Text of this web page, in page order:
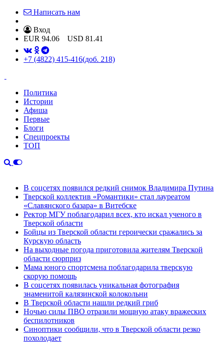
Написать нам
Вход
EUR 94.06 USD 81.41
+7 (4822) 415-416(доб. 218)
Политика
Истории
Афиша
Первые
Блоги
Спецпроекты
ТОП
В соцсетях появился редкий снимок Владимира Путина
Тверской коллектив «Романтики» стал лауреатом
«Славянского базара» в Витебске
Ректор МГУ поблагодарил всех, кто искал ученого в
Тверской области
Бойцы из Тверской области героически сражались за
Курскую область
На выходные погода приготовила жителям Тверской
области сюрприз
Мама юного спортсмена поблагодарила тверскую
скорую помощь
В соцсетях появилась уникальная фотография
знаменитой калязинской колокольни
В Тверской области нашли редкий гриб
Ночью силы ПВО отразили мощную атаку вражеских
беспилотников
Синоптики сообщили, что в Тверской области резко
похолодает